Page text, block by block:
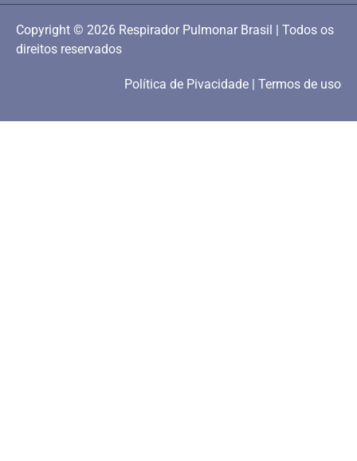
Copyright © 2026 Respirador Pulmonar Brasil | Todos os
direitos reservados
Política de Pivacidade | Termos de uso